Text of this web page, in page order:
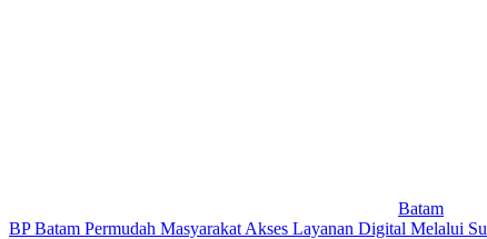
Batam
BP Batam Permudah Masyarakat Akses Layanan Digital Melalui